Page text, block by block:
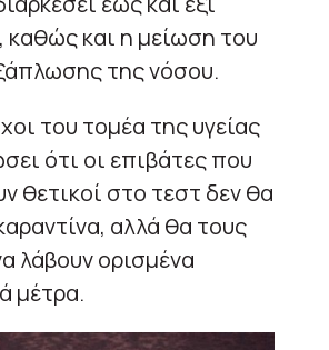
καθώς και η μείωση του
της νόσου.
του τομέα της υγείας
ότι οι επιβάτες που
θετικοί στο τεστ δεν θα
αλλά θα τους
λάβουν ορισμένα
μέτρα.